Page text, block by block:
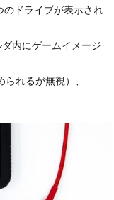
のドライブが表示され
内にゲームイメージ
れるが無視）、